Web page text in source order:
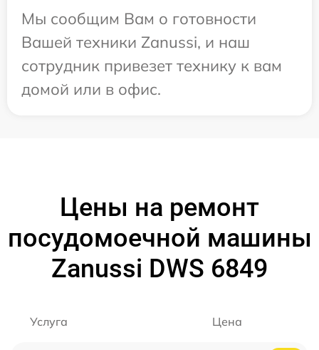
Мы сообщим Вам о готовности
Вашей техники Zanussi, и наш
сотрудник привезет технику к вам
домой или в офис.
Цены на ремонт
посудомоечной машины
Zanussi DWS 6849
Услуга Цена